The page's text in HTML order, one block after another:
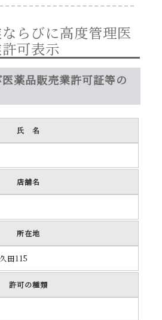
らびに高度管理医
可表示
薬品販売業許可証等の
氏 名
店舗名
所在地
田115
許可の種類